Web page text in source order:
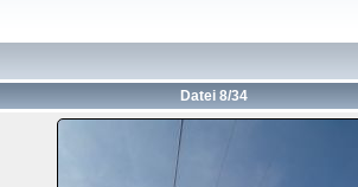
Datei 8/34